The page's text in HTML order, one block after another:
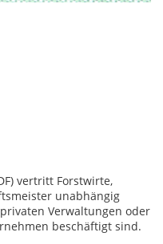
vertritt Forstwirte,
unabhängig
Verwaltungen oder
beschäftigt sind.